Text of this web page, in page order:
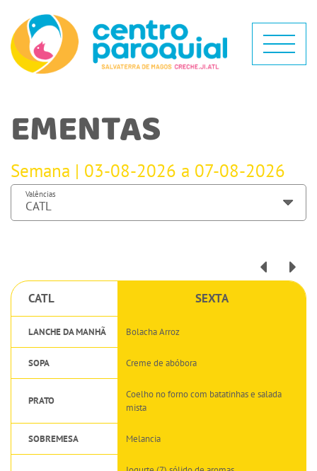
EMENTAS
Semana | 03-08-2026 a 07-08-2026
Valências
CATL SEXTA
LANCHE DA MANHÃ Bolacha Arroz
SOPA Creme de abóbora
PRATO
Coelho no forno com batatinhas e salada
mista
SOBREMESA Melancia